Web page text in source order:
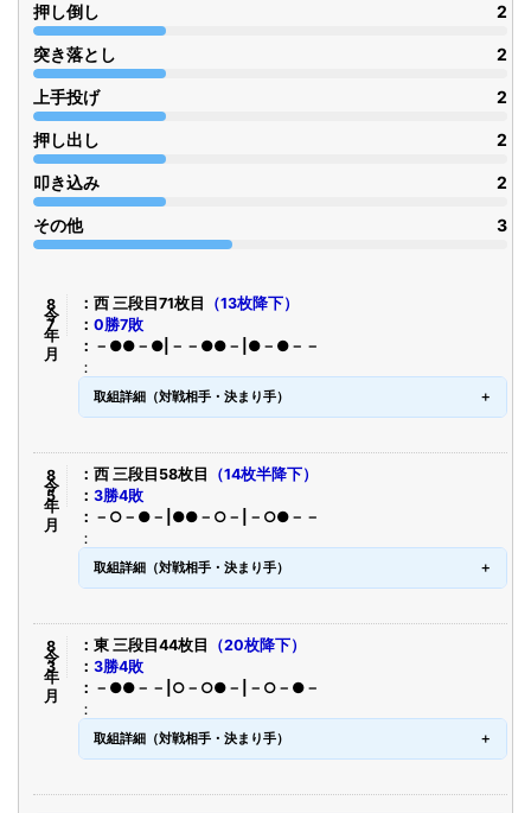
押し倒し 2
突き落とし 2
上手投げ 2
押し出し 2
叩き込み 2
その他 3
令8年7月 西 三段目71枚目
（13枚降下）
0勝7敗
－●●－●|－－●●－|●－●－－
取組詳細（対戦相手・決まり手）
令8年5月 西 三段目58枚目
（14枚半降下）
3勝4敗
－○－●－|●●－○－|－○●－－
取組詳細（対戦相手・決まり手）
令8年3月 東 三段目44枚目
（20枚降下）
3勝4敗
－●●－－|○－○●－|－○－●－
取組詳細（対戦相手・決まり手）